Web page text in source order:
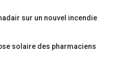
sur un nouvel incendie
solaire des pharmaciens